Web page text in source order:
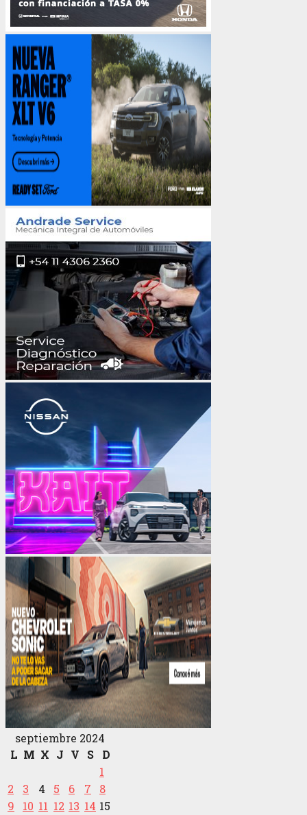
septiembre 2024
L M X J V S
D
1
2
3 4 5 6 7
8
9
10 11 12 13 14 15